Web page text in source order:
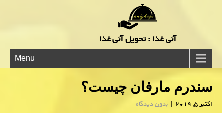
آنی غذا : تحویل آنی غذا
Menu
سندرم مارفان چیست؟
اکتبر 5, 2019 | بدون دیدگاه